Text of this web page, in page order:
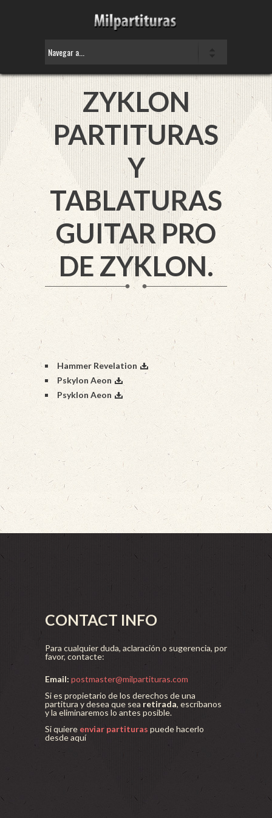
ZYKLON
PARTITURAS
Y
TABLATURAS
GUITAR PRO
DE ZYKLON.
Hammer Revelation
Pskylon Aeon
Psyklon Aeon
CONTACT INFO
Para cualquier duda, aclaración o sugerencia, por
favor, contacte:
Email: postmaster@milpartituras.com
Si es propietario de los derechos de una
partitura y desea que sea retirada, escríbanos
y la eliminaremos lo antes posible.
Si quiere enviar partituras puede hacerlo
desde aquí